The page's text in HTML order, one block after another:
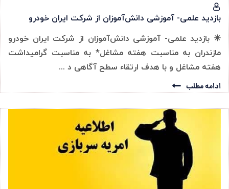
بازدید علمی- آموزشی دانش‌آموزان از شرکت ایران خودرو
✴️ بازدید علمی- آموزشی دانش‌آموزان از شرکت ایران خودرو
مازندران به مناسبت هفته مشاغل* به مناسبت گرامیداشت
هفته مشاغل و با هدف ارتقاء سطح آگاهی د ...
ادامه مطلب